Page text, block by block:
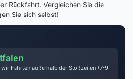
Rückfahrt. Vergleichen Sie die
Sie sich selbst!
Fahrten außerhalb der Stoßzeiten (7-9